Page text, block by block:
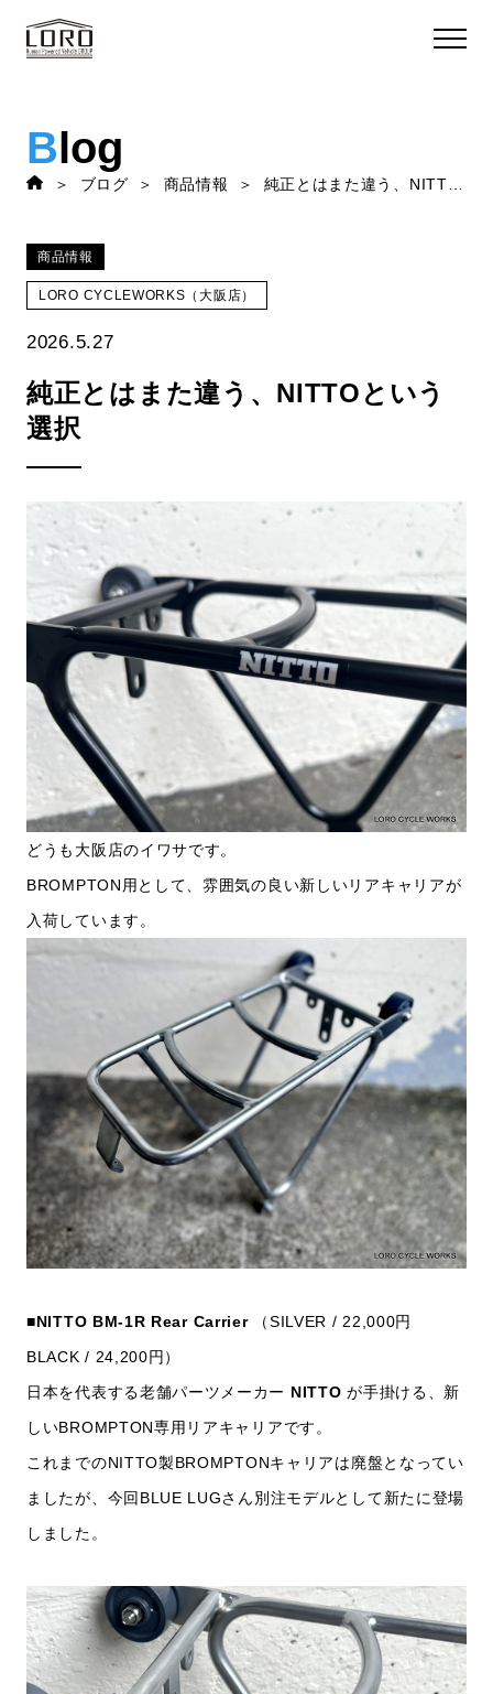
Blog
ブログ 商品情報 純正とはまた違う、NITTOという選択
商品情報
LORO CYCLEWORKS（大阪店）
2026.5.27
純正とはまた違う、NITTOという
選択
どうも大阪店のイワサです。
BROMPTON用として、雰囲気の良い新しいリアキャリアが
入荷しています。
■NITTO BM-1R Rear Carrier
（SILVER / 22,000円
BLACK / 24,200円）
日本を代表する老舗パーツメーカー NITTO が手掛ける、新
しいBROMPTON専用リアキャリアです。
これまでのNITTO製BROMPTONキャリアは廃盤となってい
ましたが、今回BLUE LUGさん別注モデルとして新たに登場
しました。